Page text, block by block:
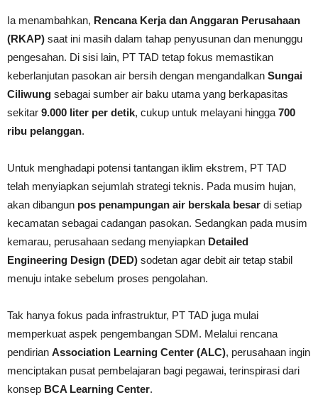
Ia menambahkan, Rencana Kerja dan Anggaran Perusahaan
(RKAP) saat ini masih dalam tahap penyusunan dan menunggu
pengesahan. Di sisi lain, PT TAD tetap fokus memastikan
keberlanjutan pasokan air bersih dengan mengandalkan Sungai
Ciliwung sebagai sumber air baku utama yang berkapasitas
sekitar 9.000 liter per detik, cukup untuk melayani hingga 700
ribu pelanggan.
Untuk menghadapi potensi tantangan iklim ekstrem, PT TAD
telah menyiapkan sejumlah strategi teknis. Pada musim hujan,
akan dibangun pos penampungan air berskala besar di setiap
kecamatan sebagai cadangan pasokan. Sedangkan pada musim
kemarau, perusahaan sedang menyiapkan Detailed
Engineering Design (DED) sodetan agar debit air tetap stabil
menuju intake sebelum proses pengolahan.
Tak hanya fokus pada infrastruktur, PT TAD juga mulai
memperkuat aspek pengembangan SDM. Melalui rencana
pendirian Association Learning Center (ALC), perusahaan ingin
menciptakan pusat pembelajaran bagi pegawai, terinspirasi dari
konsep BCA Learning Center.